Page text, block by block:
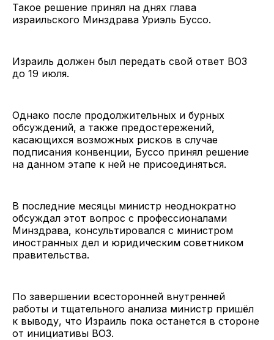
Такое решение принял на днях глава
израильского Минздрава Уриэль Буссо.
Израиль должен был передать свой ответ ВОЗ
до 19 июля.
Однако после продолжительных и бурных
обсуждений, а также предостережений,
касающихся возможных рисков в случае
подписания конвенции, Буссо принял решение
на данном этапе к ней не присоединяться.
В последние месяцы министр неоднократно
обсуждал этот вопрос с профессионалами
Минздрава, консультировался с министром
иностранных дел и юридическим советником
правительства.
По завершении всесторонней внутренней
работы и тщательного анализа министр пришёл
к выводу, что Израиль пока останется в стороне
от инициативы ВОЗ.